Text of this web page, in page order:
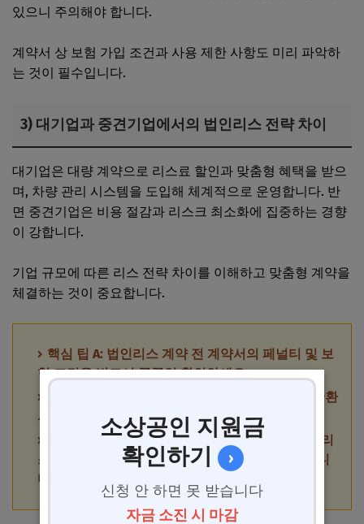
있으니 주의해야 합니다.
계약서 상 보험 가입 조건과 사용 제한 사항도 미리 파악하
는 것이 필수입니다.
3) 대기업과 중견기업에서의 법인리스 전략 차이
대기업은 대량 계약으로 리스료 할인과 맞춤형 혜택을 받으
며, 차량 관리 시스템을 도입해 체계적으로 운영합니다. 반
면 중견기업은 비용 절감과 리스크 최소화에 집중하는 경향
이 강합니다.
기업 규모에 따른 리스 전략 차이를 이해하고 맞춤형 계약을
체결하는 것이 중요합니다.
핵심 팁 A: 법인리스 계약 전 계약서의 페널티 및 보
험 조건을 반드시 꼼꼼히 확인하세요.
핵심 팁 B: 차량 인도 시 상태 점검을 철저히 해 반환
시 불필요한 비용 발생을 방지해야 합니다.
핵심 팁 C: 기업 규모와 운용 목적에 맞는 맞춤형 리
스 전략을 수립하는 것이 비용 효율성을 극대화합니
다.
소상공인 지원금
확인하기
›
신청 안 하면 못 받습니다
자금 소진 시 마감